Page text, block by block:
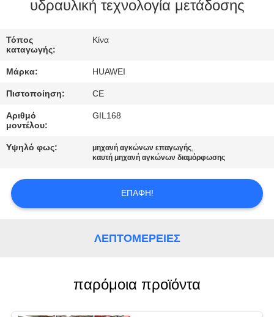
ΕΡΓΟΣΤΑΣΊΩΝ
ΠΟΙΟΤΙΚΌΣ
ΈΛΕΓΧΟΣ
ΜΑΣ
ΕΛΆΤΕ
ΣΕ
ΜΕ
υδραυλική τεχνολογία μετάδοσης
Τόπος
καταγωγής:
Κίνα
Μάρκα: HUAWEI
Πιστοποίηση: CE
Αριθμό
μοντέλου:
GIL168
Υψηλό φως: μηχανή αγκώνων επαγωγής,
καυτή μηχανή αγκώνων διαμόρφωσης
ΕΠΑΦΉ!
ΛΕΠΤΟΜΈΡΕΙΕΣ
παρόμοια προϊόντα